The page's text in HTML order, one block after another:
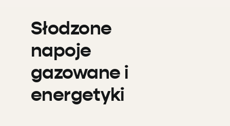
Słodzone
napoje
gazowane i
energetyki